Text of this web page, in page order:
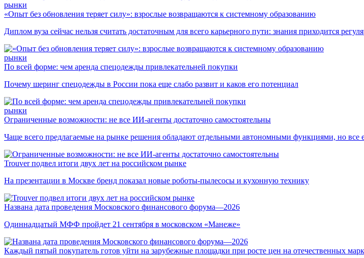
рынки
«Опыт без обновления теряет силу»: взрослые возвращаются к системному образованию
Диплом вуза сейчас нельзя считать достаточным для всего карьерного пути: знания приходится
рынки
По всей форме: чем аренда спецодежды привлекательней покупки
Почему шеринг спецодежды в России пока еще слабо развит и каков его потенциал
рынки
Ограниченные возможности: не все ИИ-агенты достаточно самостоятельны
Чаще всего предлагаемые на рынке решения обладают отдельными автономными функциями, но все
Trouver подвел итоги двух лет на российском рынке
На презентации в Москве бренд показал новые роботы-пылесосы и кухонную технику
Названа дата проведения Московского финансового форума—2026
Одиннадцатый МФФ пройдет 21 сентября в московском «Манеже»
Каждый пятый покупатель готов уйти на зарубежные площадки при росте цен на отечественных